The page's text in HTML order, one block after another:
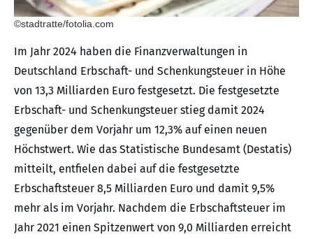
©stadtratte/fotolia.com
Im Jahr 2024 haben die Finanzverwaltungen in
Deutschland Erbschaft- und Schenkungsteuer in Höhe
von 13,3 Milliarden Euro festgesetzt. Die festgesetzte
Erbschaft- und Schenkungsteuer stieg damit 2024
gegenüber dem Vorjahr um 12,3% auf einen neuen
Höchstwert. Wie das Statistische Bundesamt (Destatis)
mitteilt, entfielen dabei auf die festgesetzte
Erbschaftsteuer 8,5 Milliarden Euro und damit 9,5%
mehr als im Vorjahr. Nachdem die Erbschaftsteuer im
Jahr 2021 einen Spitzenwert von 9,0 Milliarden erreicht